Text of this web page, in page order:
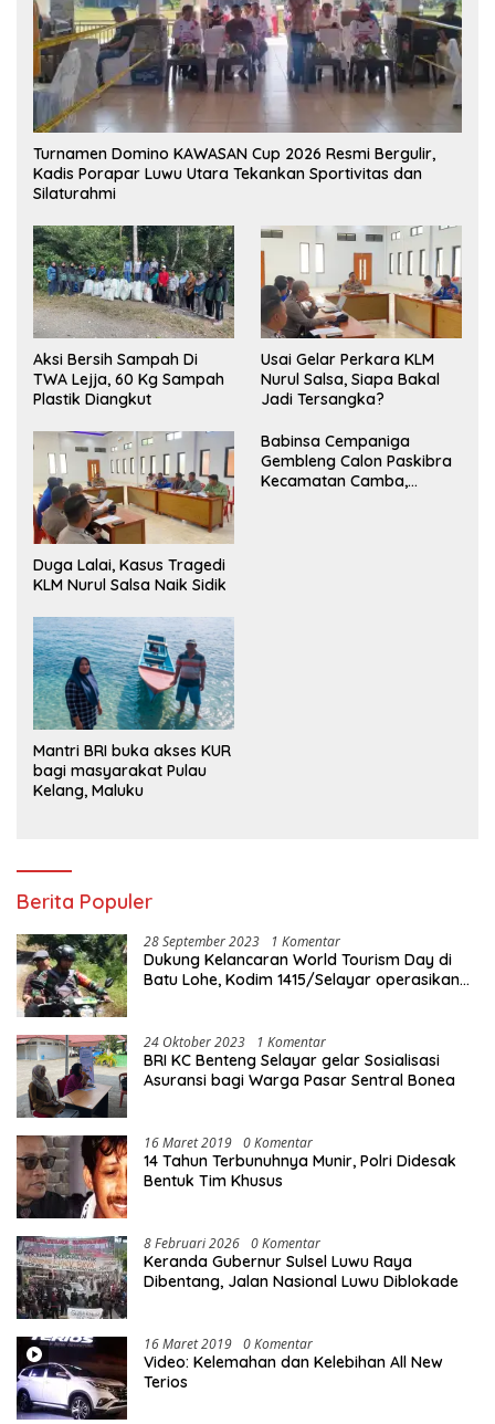
Turnamen Domino KAWASAN Cup 2026 Resmi Bergulir,
Kadis Porapar Luwu Utara Tekankan Sportivitas dan
Silaturahmi
Aksi Bersih Sampah Di
TWA Lejja, 60 Kg Sampah
Plastik Diangkut
‎Usai Gelar Perkara KLM
Nurul Salsa, Siapa Bakal
Jadi Tersangka?
Duga Lalai, Kasus Tragedi
KLM Nurul Salsa Naik Sidik
Babinsa Cempaniga
Gembleng Calon Paskibra
Kecamatan Camba,
Mantri BRI buka akses KUR
bagi masyarakat Pulau
Kelang, Maluku
Berita Populer
28 September 2023 1 Komentar
Dukung Kelancaran World Tourism Day di
Batu Lohe, Kodim 1415/Selayar operasikan
24 Oktober 2023 1 Komentar
BRI KC Benteng Selayar gelar Sosialisasi
Asuransi bagi Warga Pasar Sentral Bonea
16 Maret 2019 0 Komentar
14 Tahun Terbunuhnya Munir, Polri Didesak
Bentuk Tim Khusus
8 Februari 2026 0 Komentar
Keranda Gubernur Sulsel Luwu Raya
Dibentang, Jalan Nasional Luwu Diblokade
16 Maret 2019 0 Komentar
Video: Kelemahan dan Kelebihan All New
Terios